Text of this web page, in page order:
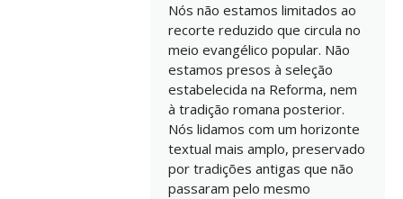
Nós não estamos limitados ao
recorte reduzido que circula no
meio evangélico popular. Não
estamos presos à seleção
estabelecida na Reforma, nem
à tradição romana posterior.
Nós lidamos com um horizonte
textual mais amplo, preservado
por tradições antigas que não
passaram pelo mesmo